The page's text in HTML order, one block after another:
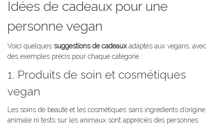
Idées de cadeaux pour une
personne vegan
Voici quelques suggestions de cadeauxadaptés aux vegans, avec
des exemples précis pour chaque catégorie :
1. Produits de soin et cosmétiques
vegan
Les soins de beauté et les cosmétiques sans ingrédients d’origine
animale ni tests sur les animaux sont appréciés des personnes